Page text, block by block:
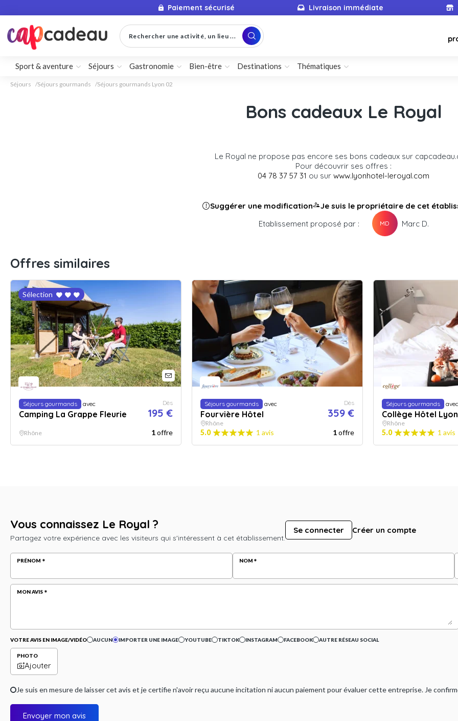
Paiement sécurisé Livraison immédiate
Rechercher une activité, un lieu ...
Sport & aventure Séjours Gastronomie Bien-être Destinations Thématiques
Séjours Séjours gourmands Séjours gourmands Lyon 02
Bons cadeaux Le Royal
Le Royal ne propose pas encore ses bons cadeaux sur
Pour découvrir ses offres :
04 78 37 57 31 ou sur www.lyonhotel-leroyal.com
Suggérer une modification
Je suis le propriétaire de cet
Etablissement proposé par :
MD Marc D.
Offres similaires
Sélection
Séjours gourmands avec
Camping La Grappe Fleurie
Dès
195 €
Rhône 1offre
Séjours gourmands avec
Fourvière Hôtel
Dès
359 €
Rhône
5.0 1 avis 1offre
Séjours gourmands avec
Collège Hôtel Lyon
Rhône
5.0 1 avis
Vous connaissez Le Royal ?
Partagez votre expérience avec les visiteurs qui s'intéressent à cet établissement.
Se connecter Créer un compte
PRÉNOM NOM
MON AVIS
VOTRE AVIS EN IMAGE/VIDÉO AUCUN IMPORTER UNE IMAGE YOUTUBE TIKTOK INSTAGRAM FACEBOOK AUTRE RÉSEAU SOCIAL
PHOTO
Ajouter
Je suis en mesure de laisser cet avis et je certifie n'avoir reçu aucune incitation ni aucun paiement pour évaluer cette entreprise. Je
Envoyer mon avis